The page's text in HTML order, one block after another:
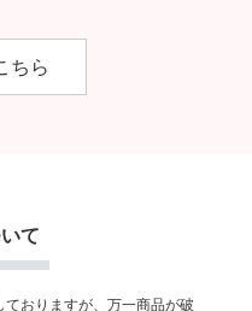
ちら
て
おりますが、万一商品が破